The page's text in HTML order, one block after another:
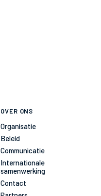
OVER ONS
Organisatie
Beleid
Communicatie
Internationale
samenwerking
Contact